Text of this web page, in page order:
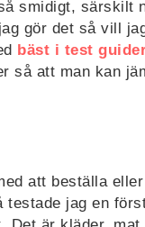
smidigt, särskilt
gör det så vill
bäst i test
så att man kan
att beställa
jag en